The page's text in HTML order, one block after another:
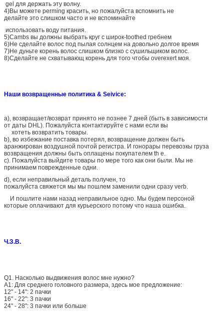
gel для держать эту волну.
4)Вы можете perming красить, но пожалуйста вспомнить не
делайте это слишком часто и не вспоминайте
использовать воду питания.
5)Cambs вы должны выбрать круг с широк-toothed гребнем
6)Не сделайте волос под пылая солнцем на довольно долгое время
7)Не дуньте корень волос слишком близко с сушильщиком волос.
8)Сделайте не схватывающ корень для того чтобы overexert моя.
Наши возвращенные политика & Seivice:
a), возвращает/возврат принято не познее 7 дней (быть в зависимости
от даты DHL). Пожалуйста контактируйте с нами если вы
хотеть возвратить товары.
b), во избежание поставка потерял, возвращение должен быть
аранжирован воздушной почтой регистра. И гонорары перевозкы груза
возвращения должны быть оплащены покупателем th e.
c). Пожалуйста выйдите товары по мере того как они были. Мы не
принимаем поврежденные одни.
d), если неправильный деталь получен, то
пожалуйста свяжется мы мы пошлем заменили одни сразу verb.
И пошлите нами назад неправильное одно. Мы будем персоной
которые оплачивают для курьерского потому что наша ошибка.
Ч.З.В.
Q1. Насколько выдвижения волос мне нужно?
A1: Для среднего головного размера, здесь мое предложение:
12" - 14": 2 пачки
16" - 22": 3 пачки
24" - 28": 3 пачки или больше